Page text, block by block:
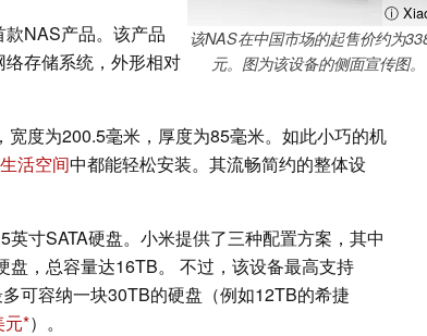
ⓘ
该NAS在中国市场的起售价约为
元。图为该设备的侧面宣传图。
款NAS产品。该产品
络存储系统，外形相对
度为200.5毫米，厚度为85毫米。如此小巧的机
生活空间中都能轻松安装。其流畅简约的整体设
寸SATA硬盘。小米提供了三种配置方案，其中
，总容量达16TB。 不过，该设备最高支持
可容纳一块30TB的硬盘（例如12TB的希捷
元 ）。